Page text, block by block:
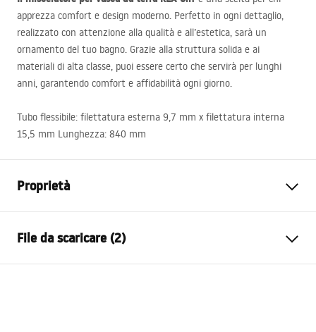
apprezza comfort e design moderno. Perfetto in ogni dettaglio,
realizzato con attenzione alla qualità e all’estetica, sarà un
ornamento del tuo bagno. Grazie alla struttura solida e ai
materiali di alta classe, puoi essere certo che servirà per lunghi
anni, garantendo comfort e affidabilità ogni giorno.
Tubo flessibile: filettatura esterna 9,7 mm x filettatura interna
15,5 mm Lunghezza: 840 mm
Proprietà
Metodo di installazione
Colore
Oro spazzolato
File da scaricare (2)